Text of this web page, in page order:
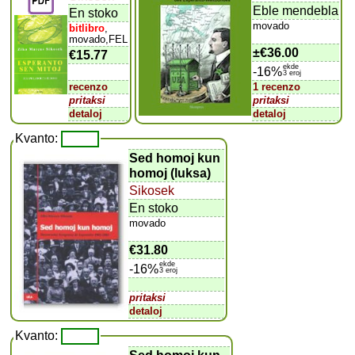
En stoko
bitlibro
movado,FEL
€15.77
recenzo
pritaksi
detaloj
Eble mendebla
movado
±€36.00
-16%ekde
3 eroj
1 recenzo
pritaksi
detaloj
Kvanto:
Sed homoj kun
homoj (luksa)
Sikosek
En stoko
movado
€31.80
-16%ekde
3 eroj
pritaksi
detaloj
Kvanto: